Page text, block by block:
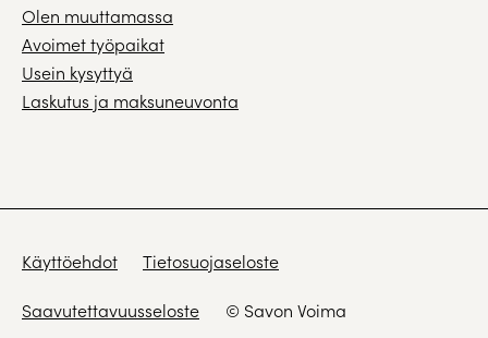
Olen muuttamassa
Avoimet työpaikat
Usein kysyttyä
Laskutus ja maksuneuvonta
Käyttöehdot Tietosuojaseloste
Saavutettavuusseloste © Savon Voima